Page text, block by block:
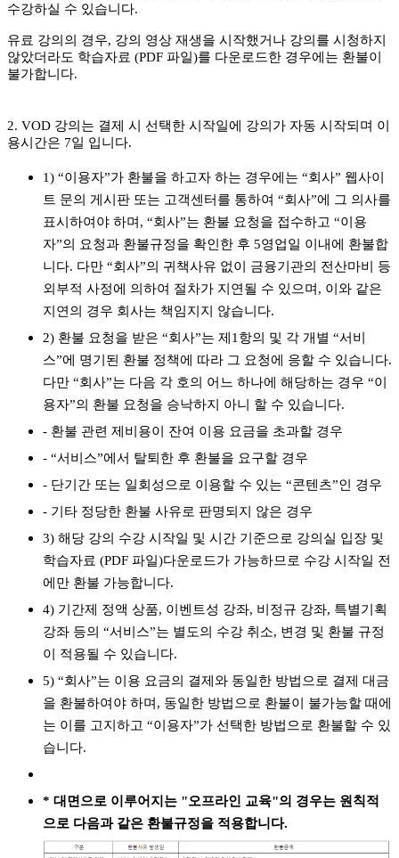
수강하실 수 있습니다.
유료 강의의 경우, 강의 영상 재생을 시작했거나 강의를 시청하지
않았더라도 학습자료 (PDF 파일)를 다운로드한 경우에는 환불이
불가합니다.
2. VOD 강의는 결제 시 선택한 시작일에 강의가 자동 시작되며 이
용시간은 7일 입니다.
1) “이용자”가 환불을 하고자 하는 경우에는 “회사” 웹사이
트 문의 게시판 또는 고객센터를 통하여 “회사”에 그 의사를
표시하여야 하며, “회사”는 환불 요청을 접수하고 “이용
자”의 요청과 환불규정을 확인한 후 5영업일 이내에 환불합
니다. 다만 “회사”의 귀책사유 없이 금융기관의 전산마비 등
외부적 사정에 의하여 절차가 지연될 수 있으며, 이와 같은
지연의 경우 회사는 책임지지 않습니다.
2) 환불 요청을 받은 “회사”는 제1항의 및 각 개별 “서비
스”에 명기된 환불 정책에 따라 그 요청에 응할 수 있습니다.
다만 “회사”는 다음 각 호의 어느 하나에 해당하는 경우 “이
용자”의 환불 요청을 승낙하지 아니 할 수 있습니다.
- 환불 관련 제비용이 잔여 이용 요금을 초과할 경우
- “서비스”에서 탈퇴한 후 환불을 요구할 경우
- 단기간 또는 일회성으로 이용할 수 있는 “콘텐츠”인 경우
- 기타 정당한 환불 사유로 판명되지 않은 경우
3) 해당 강의 수강 시작일 및 시간 기준으로 강의실 입장 및
학습자료 (PDF 파일)다운로드가 가능하므로 수강 시작일 전
에만 환불 가능합니다.
4) 기간제 정액 상품, 이벤트성 강좌, 비정규 강좌, 특별기획
강좌 등의 “서비스”는 별도의 수강 취소, 변경 및 환불 규정
이 적용될 수 있습니다.
5) “회사”는 이용 요금의 결제와 동일한 방법으로 결제 대금
을 환불하여야 하며, 동일한 방법으로 환불이 불가능할 때에
는 이를 고지하고 “이용자”가 선택한 방법으로 환불할 수 있
습니다.
* 대면으로 이루어지는 "오프라인 교육"의 경우는 원칙적
으로 다음과 같은 환불규정을 적용합니다.